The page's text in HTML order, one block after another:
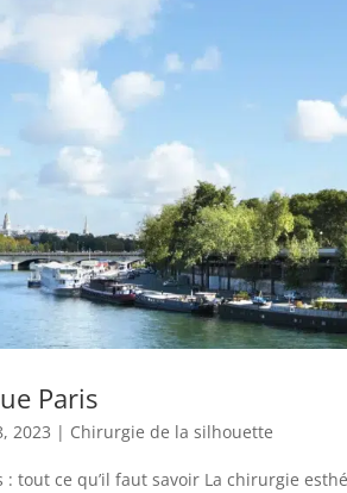
Paris
2023 | Chirurgie de la silhouette
: tout ce qu’il faut savoir La chirurgie